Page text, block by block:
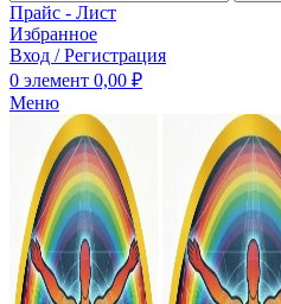
Прайс - Лист
Избранное
Вход / Регистрация
0 элемент 0,00 ₽
Меню